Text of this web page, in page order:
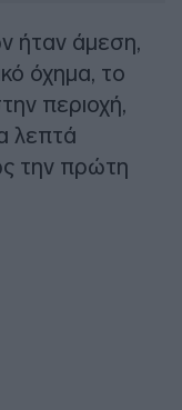
ήταν άμεση,
όχημα, το
περιοχή,
λεπτά
την πρώτη